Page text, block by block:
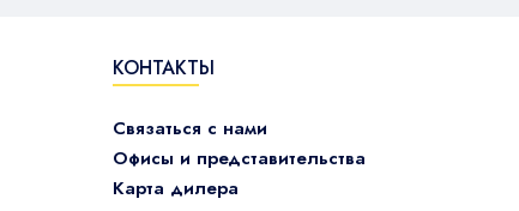
КОНТАКТЫ
Связаться с нами
Офисы и представительства
Карта дилера